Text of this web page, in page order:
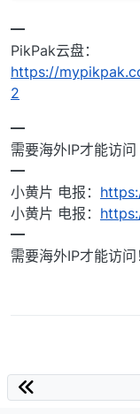
━
PikPak云盘：
https://
2
━
需要海外IP才能访问
━
小黄片 电报：
小黄片 电报：
━
需要海外IP才能访问